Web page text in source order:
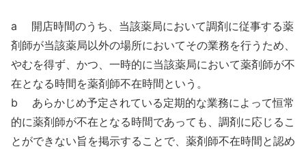
a 開店時間のうち、当該薬局において調剤に従事する薬
剤師が当該薬局以外の場所においてその業務を行うため、
やむを得ず、かつ、一時的に当該薬局において薬剤師が不
在となる時間を薬剤師不在時間という。
b あらかじめ予定されている定期的な業務によって恒常
的に薬剤師が不在となる時間であっても、調剤に応じるこ
とができない旨を掲示することで、薬剤師不在時間と認め